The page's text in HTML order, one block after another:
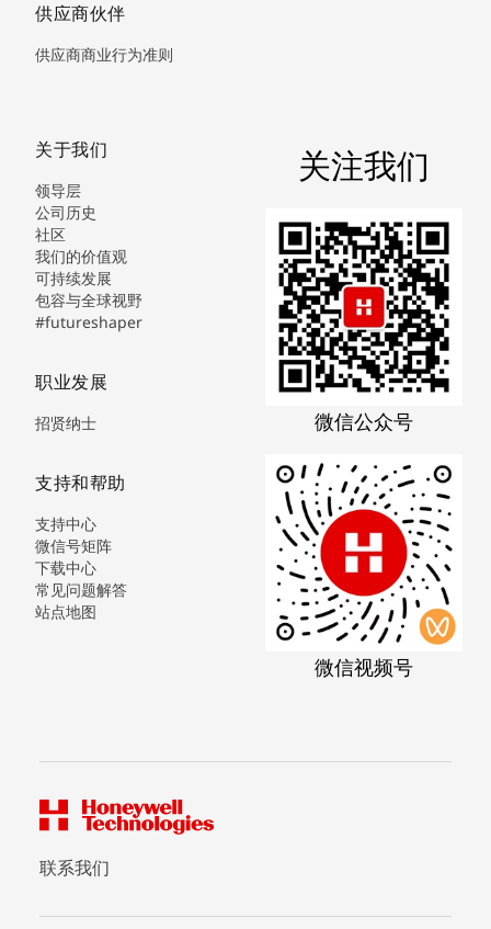
供应商伙伴
供应商商业行为准则
关于我们
领导层
公司历史
社区
我们的价值观
可持续发展
包容与全球视野
#futureshaper
职业发展
招贤纳士
支持和帮助
支持中心
微信号矩阵
下载中心
常见问题解答
站点地图
关注我们
微信公众号
微信视频号
联系我们